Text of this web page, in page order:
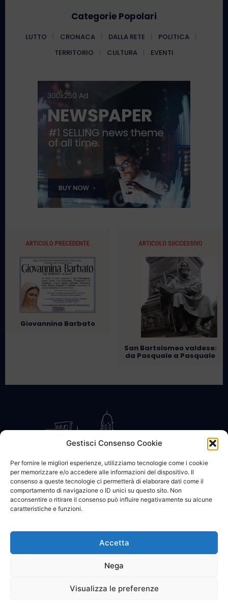
Gestisci Consenso Cookie
Per fornire le migliori esperienze, utilizziamo tecnologie come i cookie
per memorizzare e/o accedere alle informazioni del dispositivo. Il
consenso a queste tecnologie ci permetterà di elaborare dati come il
comportamento di navigazione o ID unici su questo sito. Non
acconsentire o ritirare il consenso può influire negativamente su alcune
caratteristiche e funzioni.
Accetta
Nega
Visualizza le preferenze
Categorie Popolari
LUTTO CRONACA DALLA RETE
POLITICA
TERRITORIO
CULTURA EVENTI
ARTICOLO PRECEDENTE
Giovannina Barbato
ARTICOLO SUCCESSIVO
San Bartolomeo valdese:
da Pasquale a Pasquale
CONTATTACI COOKIE POLICY PRIVACY
© 2002 - 2026 SanBartolomeo.info :::: powered by Go Web snc |